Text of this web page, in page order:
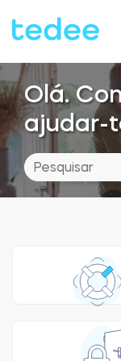
COMO
Casa
PRODUTOS
Fechaduras
Tedee GO
Tedee
OBTENHA
Olá.
ajudar-